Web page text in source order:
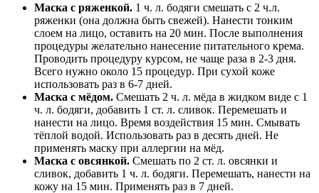
Маска с ряженкой. 1 ч. л. бодяги смешать с 2 ч.л.
ряженки (она должна быть свежей). Нанести тонким
слоем на лицо, оставить на 20 мин. После выполнения
процедуры желательно нанесение питательного крема.
Проводить процедуру курсом, не чаще раза в 2-3 дня.
Всего нужно около 15 процедур. При сухой коже
использовать раз в 6-7 дней.
Маска с мёдом. Смешать 2 ч. л. мёда в жидком виде с 1
ч. л. бодяги, добавить 1 ст. л. сливок. Перемешать и
нанести на лицо. Время воздействия 15 мин. Смывать
тёплой водой. Использовать раз в десять дней. Не
применять маску при аллергии на мёд.
Маска с овсянкой. Смешать по 2 ст. л. овсянки и
сливок, добавить 1 ч. л. бодяги. Перемешать, нанести на
кожу на 15 мин. Применять раз в 7 дней.